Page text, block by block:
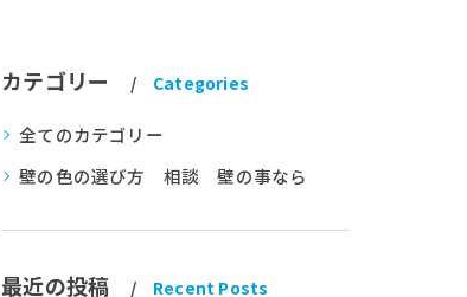
カテゴリー Categories
全てのカテゴリー
壁の色の選び方 相談 壁の事なら
最近の投稿 Recent Posts